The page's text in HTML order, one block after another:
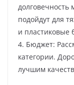
долговечность
подойдут для
и пластиковые
4. Бюджет:
категории.
лучшим